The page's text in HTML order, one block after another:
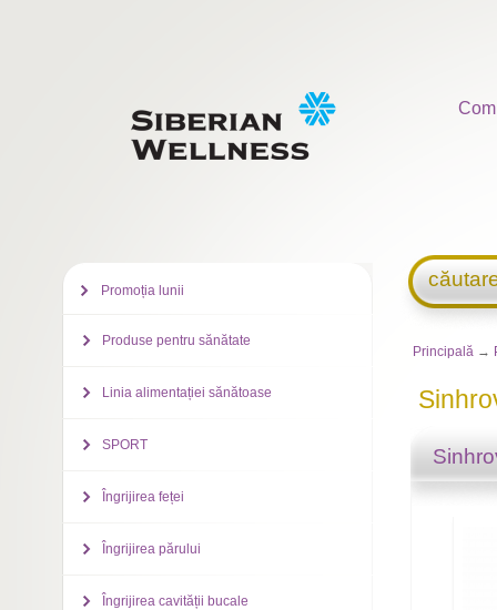
Principală →
Promoția lunii
Produse pentru sănătate
Linia alimentației sănătoase
SPORT
Îngrijirea feței
Îngrijirea părului
Îngrijirea cavității bucale